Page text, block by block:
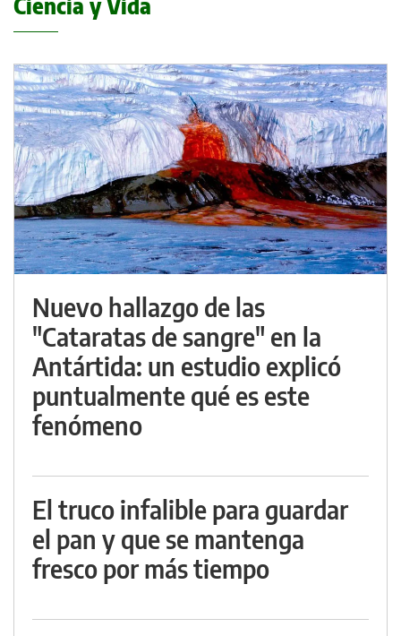
Ciencia y Vida
Nuevo hallazgo de las
"Cataratas de sangre" en la
Antártida: un estudio explicó
puntualmente qué es este
fenómeno
El truco infalible para guardar
el pan y que se mantenga
fresco por más tiempo